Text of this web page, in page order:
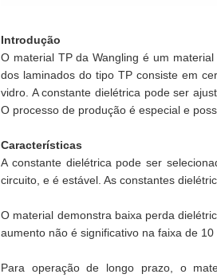
Introdução
O material TP da Wangling é um
dos laminados do tipo TP consiste em
vidro. A constante dielétrica pode ser
O processo de produção é especial e
Características
A constante dielétrica pode ser
circuito, e é estável. As constantes
O material demonstra baixa perda
aumento não é significativo na faixa de 10
Para operação de longo prazo, o